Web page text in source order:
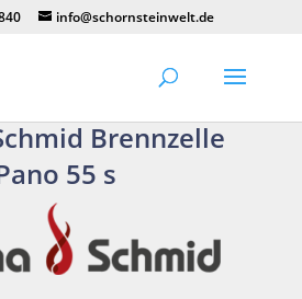
info@schornsteinwelt.de
Brennzelle
55 s